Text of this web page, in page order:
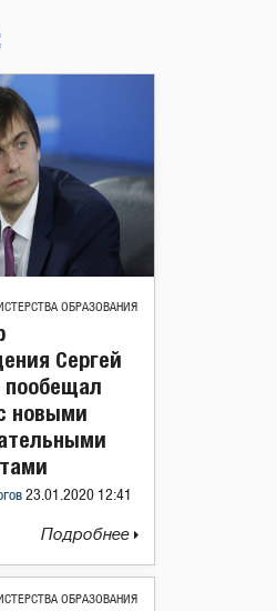
ОБРАЗОВАНИЯ
Сергей
пообещал
новыми
23.01.2020 12:41
Подробнее
ОБРАЗОВАНИЯ